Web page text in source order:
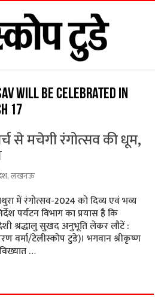
will be celebrated in
17
से मचेगी रंगोत्सव की धूम,
,लखनऊ
में रंगोत्सव-2024 को दिव्य एवं भव्य
पर्यटन विभाग का प्रयास है कि
श्रद्धालु सुखद अनुभूति लेकर लौटें :
टेलीस्कोप टुडे)। भगवान श्रीकृष्ण
…